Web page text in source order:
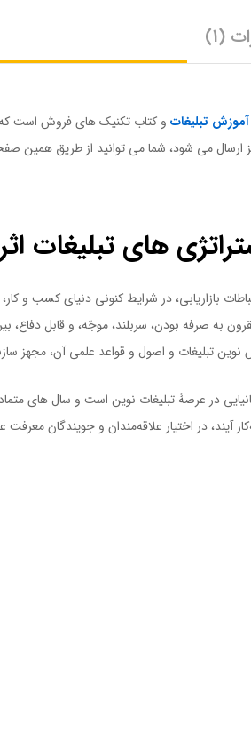
(1)
تبلیغات و کتاب تکنیک های فروش است که
ارسال می شود، شما می توانید از طریق همین
های تبلیغات
بازاریابی، در شرایط کنونی دنیای کسب
به صرفه بودن، سربلند، موجّه، و قابل دفاع،
نوین تبلیغات و اصول و قواعد علمی آن، مجهز
در عرصۀ تبلیغات نوین است و سال های
آیند، در اختیار علاقه‌مندان و جویندگان